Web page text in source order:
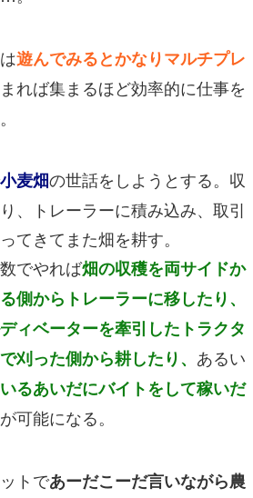
遊んでみるとかなりマルチプレ
れば集まるほど効率的に仕事を
小麦畑の世話をしようとする。収
、トレーラーに積み込み、取引
てきてまた畑を耕す。
でやれば畑の収穫を両サイドか
側からトレーラーに移したり、
ィベーターを牽引したトラクタ
刈った側から耕したり、 あるい
るあいだにバイトをして稼いだ
可能になる。
トであーだこーだ言いながら農